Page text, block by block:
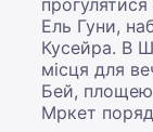
Ель Гуни,
Кусейра. В
місця для
Бей,
Мркет